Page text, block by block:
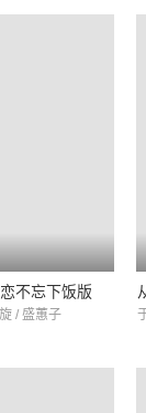
不忘下饭版
/ 盛蕙子